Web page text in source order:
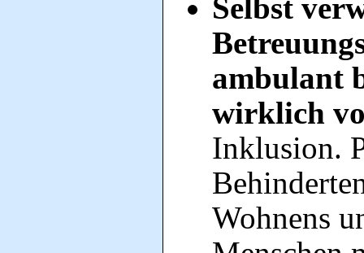
Selbst
ambulant
wirklich
Inklusion.
Wohnens